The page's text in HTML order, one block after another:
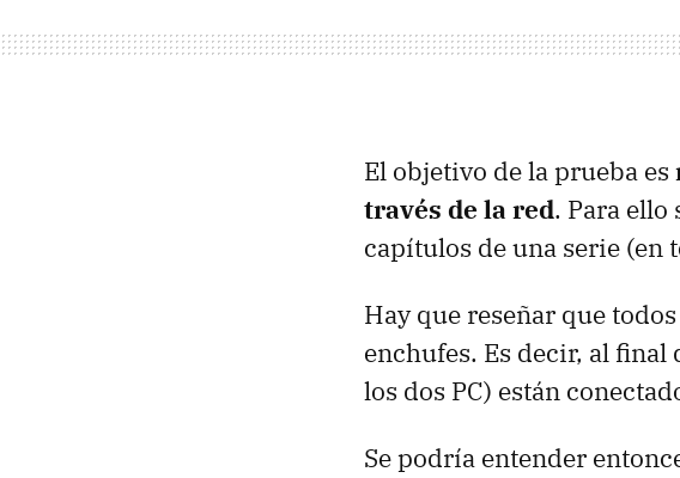
El objetivo de la prueba es
través de la red. Para
capítulos de una serie (en
Hay que reseñar que
enchufes. Es decir, al
los dos PC) están
Se podría entender